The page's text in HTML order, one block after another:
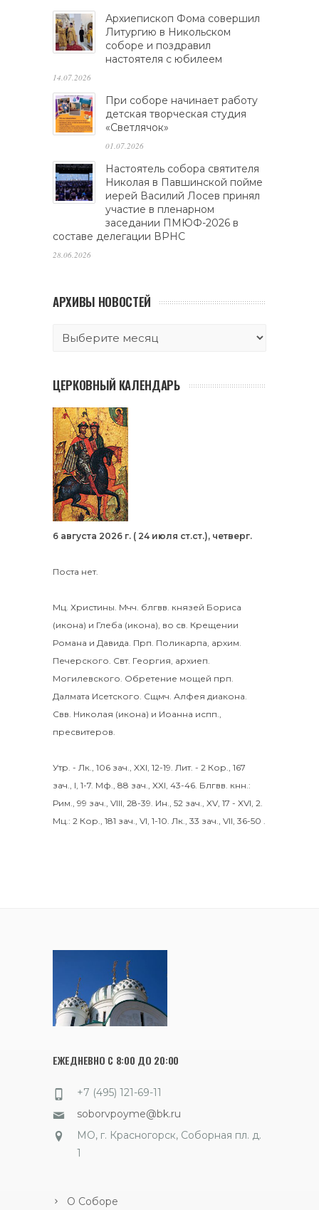
Архиепископ Фома совершил
Литургию в Никольском
соборе и поздравил
настоятеля с юбилеем
14.07.2026
При соборе начинает работу
детская творческая студия
«Светлячок»
01.07.2026
Настоятель собора святителя
Николая в Павшинской пойме
иерей Василий Лосев принял
участие в пленарном
заседании ПМЮФ-2026 в
составе делегации ВРНС
28.06.2026
АРХИВЫ НОВОСТЕЙ
ЦЕРКОВНЫЙ КАЛЕНДАРЬ
6 августа 2026 г. ( 24 июля ст.ст.), четверг.
Поста нет.
Мц. Христины Мчч. блгвв. князей Бориса
(икона) и Глеба (икона), во св. Крещении
Романа и Давида. Прп. Поликарпа , архим.
Печерского. Свт. Георгия , архиеп.
Могилевского. Обретение мощей прп.
Далмата Исетского. Сщмч. Алфея диакона.
Свв. Николая (икона) и Иоанна испп.,
пресвитеров.
Утр. - Лк., 106 зач., XXI, 12-19. Лит. - 2 Кор., 167
зач., I, 1-7. Мф., 88 зач., XXI, 43-46. Блгвв. кнн.:
Рим., 99 зач., VIII, 28-39. Ин., 52 зач., XV, 17 - XVI, 2.
Мц.: 2 Кор., 181 зач., VI, 1-10. Лк., 33 зач., VII, 36-50
ЕЖЕДНЕВНО С 8:00 ДО 20:00
+7 (495) 121-69-11
soborvpoyme@bk.ru
МО, г. Красногорск, Соборная пл. д.
1
О Соборе